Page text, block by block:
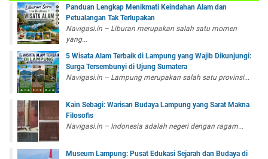
Panduan Lengkap Menikmati Keindahan Alam dan
Petualangan Tak Terlupakan
Navigasi.in – Liburan merupakan salah satu momen
yang...
5 Wisata Alam Terbaik di Lampung yang Wajib Dikunjungi:
Surga Tersembunyi di Ujung Sumatera
Navigasi.in – Lampung merupakan salah satu provinsi...
Kain Sebagi: Warisan Budaya Lampung yang Sarat Makna
Filosofis
Navigasi.in – Indonesia adalah negeri dengan ragam...
Museum Lampung: Pusat Edukasi Sejarah dan Budaya di